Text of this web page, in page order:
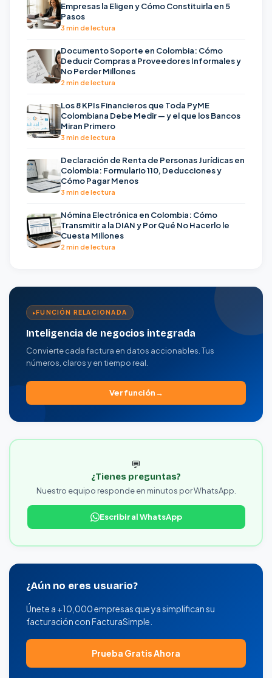
Empresas la Eligen y Cómo Constituirla en 5
Pasos
3 min de lectura
Documento Soporte en Colombia: Cómo
Deducir Compras a Proveedores Informales y
No Perder Millones
2 min de lectura
Los 8 KPIs Financieros que Toda PyME
Colombiana Debe Medir — y el que los Bancos
Miran Primero
3 min de lectura
Declaración de Renta de Personas Jurídicas en
Colombia: Formulario 110, Deducciones y
Cómo Pagar Menos
3 min de lectura
Nómina Electrónica en Colombia: Cómo
Transmitir a la DIAN y Por Qué No Hacerlo le
Cuesta Millones
2 min de lectura
FUNCIÓN RELACIONADA
Inteligencia de negocios integrada
Convierte cada factura en datos accionables. Tus
números, claros y en tiempo real.
Ver función
💬
¿Tienes preguntas?
Nuestro equipo responde en minutos por WhatsApp.
Escribir al WhatsApp
¿Aún no eres usuario?
Únete a +10,000 empresas que ya simplifican su
facturación con FacturaSimple.
Prueba Gratis Ahora